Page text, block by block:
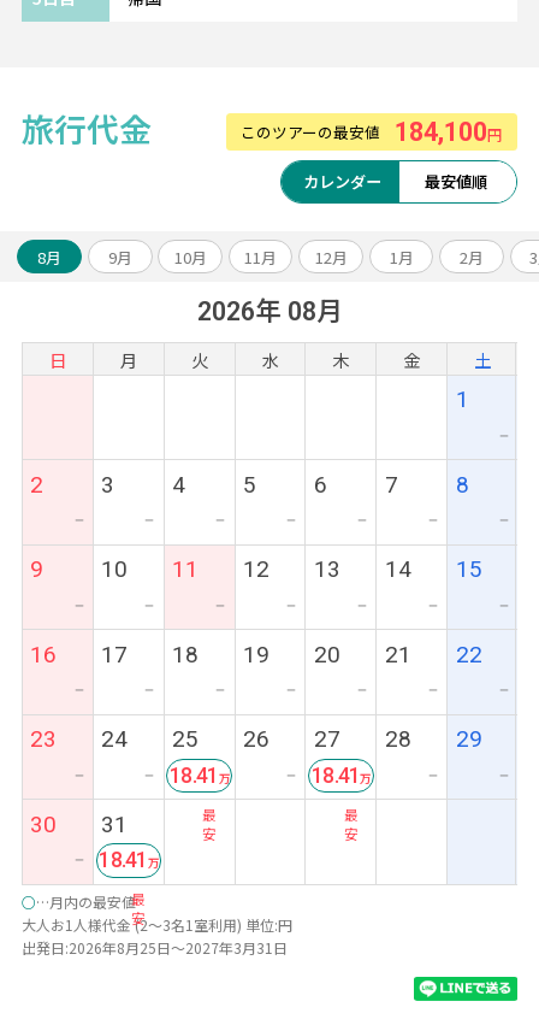
総合、最優秀キャビンクルー、最優秀空港サ
ービスで10位以内に入賞。
ホスピタリティあふれるサービスとおもてな
旅行代金 このツアーの最安値 184,100円
カレンダー 最安値順
8月 9月 10月 11月 12月 1月 2月
2026年 08月
日 月 火 水 木 金 土
1
ー
2
ー
3
ー
4
ー
5
ー
6
ー
7
ー
8
ー
9
ー
10
ー
11
ー
12
ー
13
ー
14
ー
15
ー
16
ー
17
ー
18
ー
19
ー
20
ー
21
ー
22
ー
23
ー
24
ー
25
最
安
18.41
26
ー
27
最
安
18.41
28
ー
29
ー
30
ー
31
最
安
18.41
○…月内の最安値
大人お1人様代金 (2～3名1室利用) 単位:円
出発日:2026年8月25日～2027年3月31日